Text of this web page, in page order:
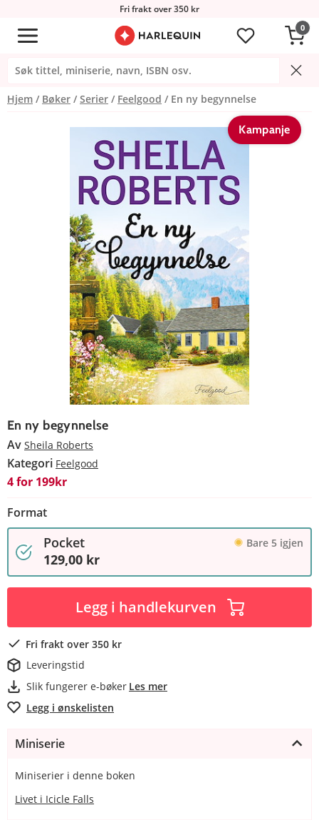
Fri frakt over 350 kr
0
Hjem Bøker Serier Feelgood En ny begynnelse
Kampanje
En ny begynnelse
Av Sheila Roberts
Kategori Feelgood
4 for 199kr
Format
Pocket Bare 5 igjen
129,00 kr
Legg i handlekurven
Fri frakt over 350 kr
Leveringstid
Slik fungerer e-bøker Les mer
Legg i ønskelisten
Miniserie
Miniserier i denne boken
Livet i Icicle Falls